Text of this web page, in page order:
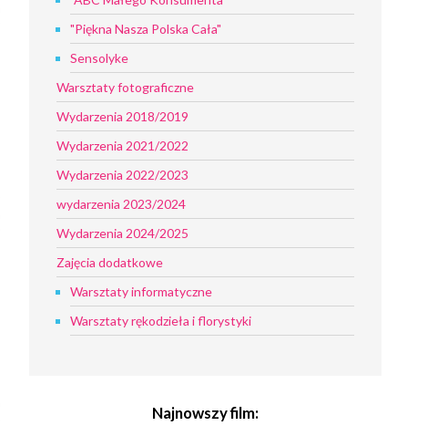
"Piękna Nasza Polska Cała"
Sensolyke
Warsztaty fotograficzne
Wydarzenia 2018/2019
Wydarzenia 2021/2022
Wydarzenia 2022/2023
wydarzenia 2023/2024
Wydarzenia 2024/2025
Zajęcia dodatkowe
Warsztaty informatyczne
Warsztaty rękodzieła i florystyki
Najnowszy film: